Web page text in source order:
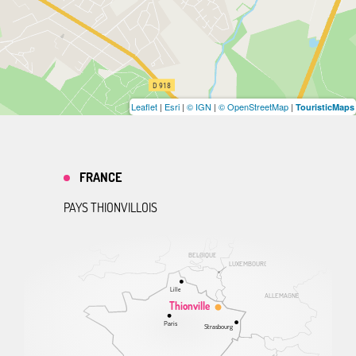
Leaflet | Esri | © IGN | © OpenStreetMap | TouristicMaps
ALLEMAGNE
BELGIQUE
LUXEMBOURG
Thionville
Lille
Paris Strasbourg
FRANCE
PAYS THIONVILLOIS